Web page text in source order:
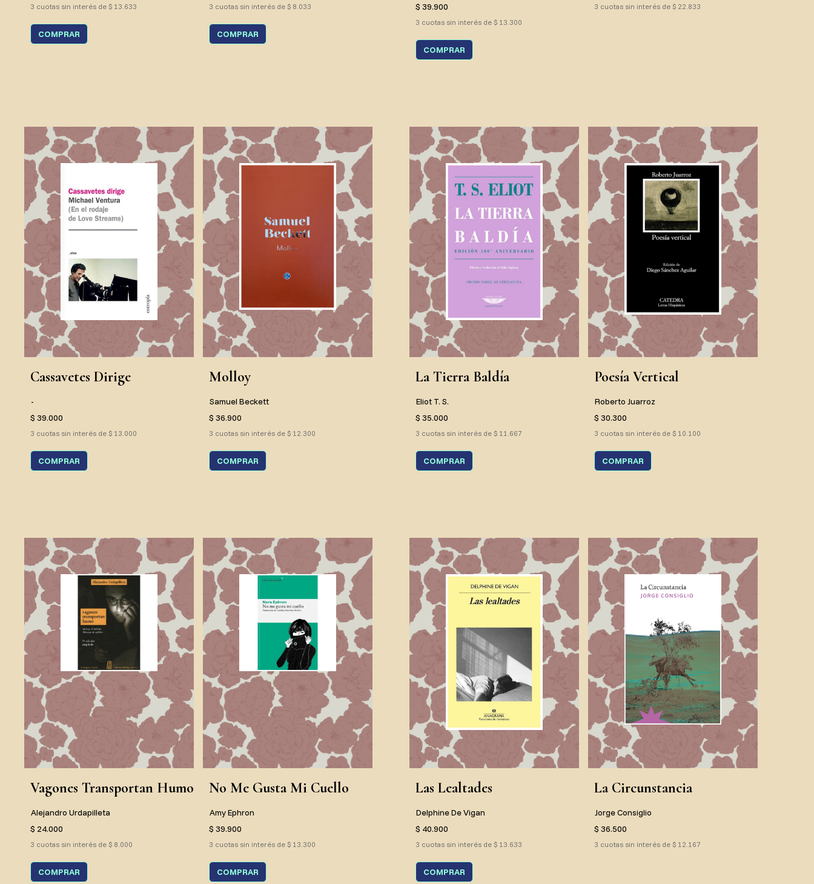
3 cuotas sin interés de $ 13.633
COMPRAR
3 cuotas sin interés de $ 8.033
COMPRAR
$ 39.900
3 cuotas sin interés de $ 13.300
COMPRAR
3 cuotas sin interés de $ 22.833
Cassavetes Dirige
-
$ 39.000
3 cuotas sin interés de $ 13.000
COMPRAR
Molloy
Samuel Beckett
$ 36.900
3 cuotas sin interés de $ 12.300
COMPRAR
La Tierra Baldía
Eliot T. S.
$ 35.000
3 cuotas sin interés de $ 11.667
COMPRAR
Poesía Vertical
Roberto Juarroz
$ 30.300
3 cuotas sin interés de $ 10.100
COMPRAR
Vagones Transportan Humo
Alejandro Urdapilleta
$ 24.000
3 cuotas sin interés de $ 8.000
COMPRAR
No Me Gusta Mi Cuello
Amy Ephron
$ 39.900
3 cuotas sin interés de $ 13.300
COMPRAR
Las Lealtades
Delphine De Vigan
$ 40.900
3 cuotas sin interés de $ 13.633
COMPRAR
La Circunstancia
Jorge Consiglio
$ 36.500
3 cuotas sin interés de $ 12.167